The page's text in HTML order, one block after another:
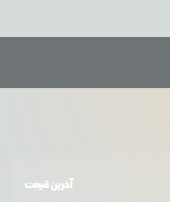
آخرین قیمت